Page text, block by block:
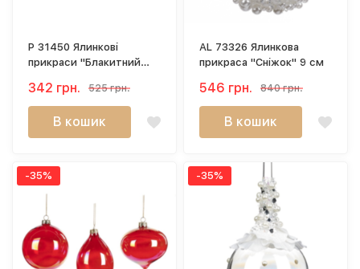
P 31450 Ялинкові
прикраси "Блакитний
342 грн. 525 грн.
В кошик
AL 73326 Ялинкова
прикраса "Сніжок" 9 см
546 грн. 840 грн.
В кошик
-35% -35%